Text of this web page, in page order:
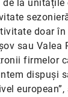
la
doar
sau
firmelor
dispuși